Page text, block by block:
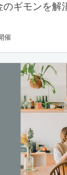
ギモンを解
催